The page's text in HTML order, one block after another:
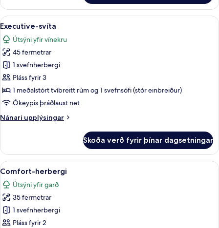
svíta
Skoða
allar
myndir
fyrir
Executive-
svíta
Executive-svíta | Rúmföt af bestu
8
Executive-svíta
Útsýni yfir vínekru
45 fermetrar
1 svefnherbergi
Pláss fyrir 3
1 meðalstórt tvíbreitt rúm og 1 svefnsófi (stór einbreiður)
Ókeypis þráðlaust net
Nánari upplýsingar
Nánari
svíta
Skoða verð fyrir þínar dagsetningar
Skoða
allar
myndir
fyrir
Comfort-
herbergi
Comfort-herbergi | Verönd/útipallur
3
Comfort-herbergi
Útsýni yfir garð
35 fermetrar
1 svefnherbergi
Pláss fyrir 2